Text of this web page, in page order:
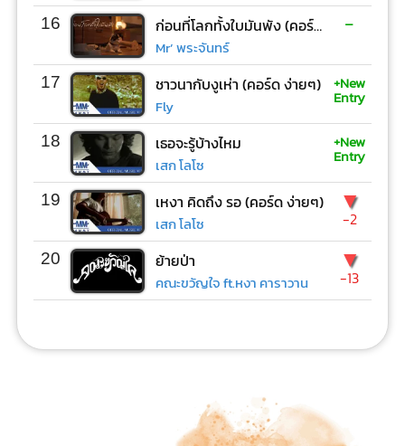
16 ก่อนที่โลกทั้งใบมันพัง (คอร์ด ง่ายๆ)
Mr’ พระจันทร์
-
17 ชาวนากับงูเห่า (คอร์ด ง่ายๆ)
Fly
+New
Entry
18 เธอจะรู้บ้างไหม
เสก โลโซ
+New
Entry
19 เหงา คิดถึง รอ (คอร์ด ง่ายๆ)
เสก โลโซ
▼
-2
20 ย้ายป่า
คณะขวัญใจ ft.หงา คาราวาน
▼
-13